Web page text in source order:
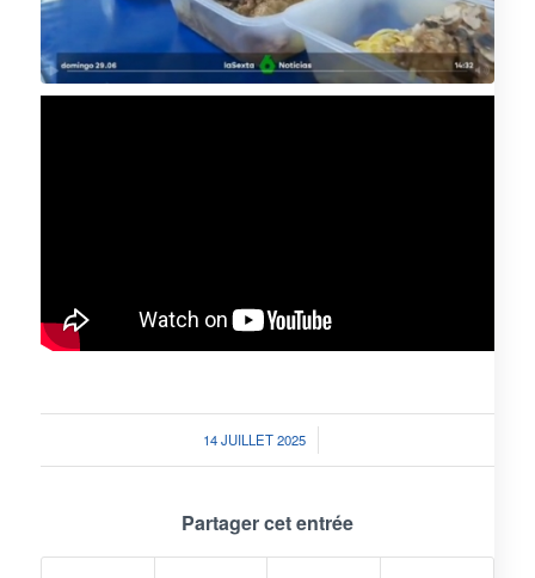
14 JUILLET 2025
/
Partager cet entrée